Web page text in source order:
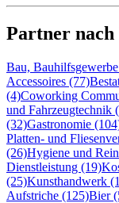
Partner
Bau,
Accessoires (77)
(4)Coworking
und Fahrzeugtechnik
(32)Gastronomie
Platten- und
(26)Hygiene und
Dienstleistung (19)
(25)Kunsthandwerk
Aufstriche (125)Bier